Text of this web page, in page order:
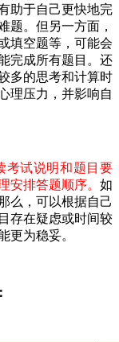
助于自己更快地完
题。但另一方面，
填空题等，可能会
完成所有题目。还
多的思考和计算时
理压力，并影响自
考试说明和题目要
安排答题顺序。 如
么，可以根据自己
存在疑虑或时间较
更为稳妥。